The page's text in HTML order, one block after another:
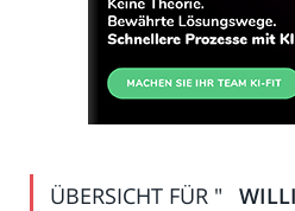
ÜBERSICHT FÜR "